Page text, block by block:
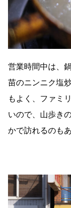
営業時間中は、
苗のニンニク塩
もよく、ファミ
いので、山歩き
かで訪れるのもあ